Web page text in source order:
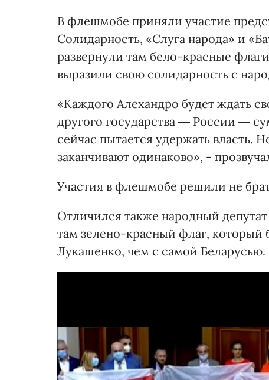
В флешмобе приняли участие
Солидарность, «Слуга народа» и
развернули там бело-красные
выразили свою солидарность с
«Каждого Алехандро будет ждать
другого государства ― России ―
сейчас пытается удержать власть.
заканчивают одинаково», -
Участия в флешмобе решили не
Отличился также народный
там зелено-красный флаг, который
Лукашенко, чем с самой Беларусью.